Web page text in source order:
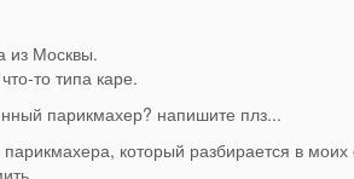
из Москвы.
то типа каре.
парикмахер? напишите плз...
который разбирается в